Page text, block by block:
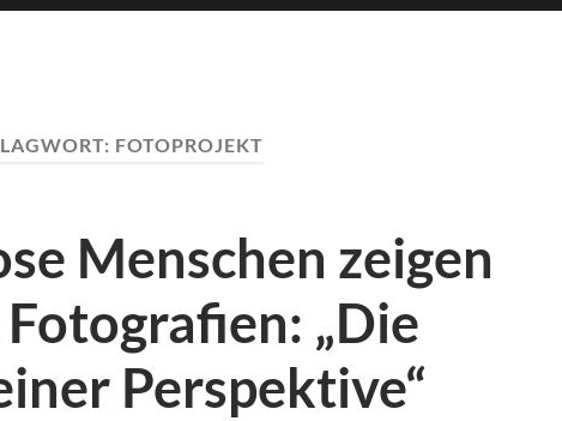
FOTOPROJEKT
Menschen zeigen
„Die
Perspektive“